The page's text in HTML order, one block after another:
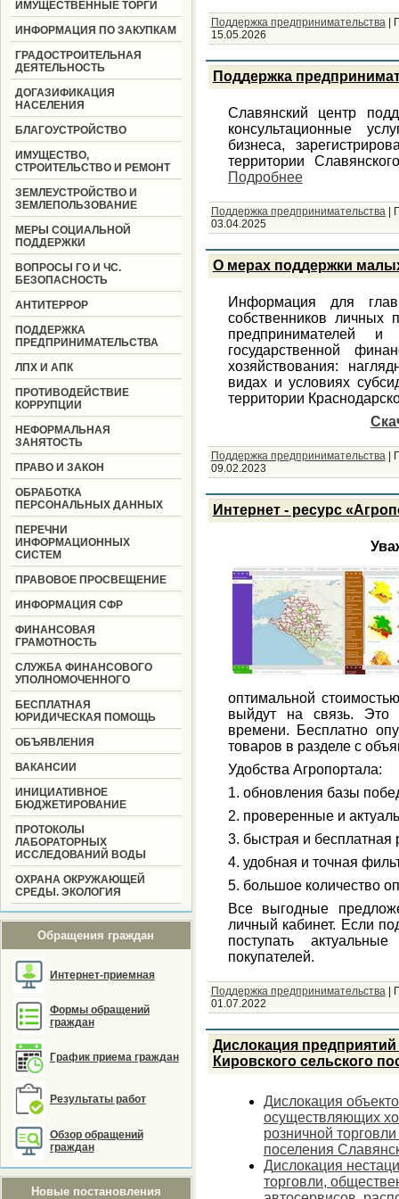
ИМУЩЕСТВЕННЫЕ ТОРГИ
ИНФОРМАЦИЯ ПО ЗАКУПКАМ
ГРАДОСТРОИТЕЛЬНАЯ
ДЕЯТЕЛЬНОСТЬ
ДОГАЗИФИКАЦИЯ
НАСЕЛЕНИЯ
БЛАГОУСТРОЙСТВО
ИМУЩЕСТВО,
СТРОИТЕЛЬСТВО И РЕМОНТ
ЗЕМЛЕУСТРОЙСТВО И
ЗЕМЛЕПОЛЬЗОВАНИЕ
МЕРЫ СОЦИАЛЬНОЙ
ПОДДЕРЖКИ
ВОПРОСЫ ГО И ЧС.
БЕЗОПАСНОСТЬ
АНТИТЕРРОР
ПОДДЕРЖКА
ПРЕДПРИНИМАТЕЛЬСТВА
ЛПХ И АПК
ПРОТИВОДЕЙСТВИЕ
КОРРУПЦИИ
НЕФОРМАЛЬНАЯ
ЗАНЯТОСТЬ
ПРАВО И ЗАКОН
ОБРАБОТКА
ПЕРСОНАЛЬНЫХ ДАННЫХ
ПЕРЕЧНИ
ИНФОРМАЦИОННЫХ
СИСТЕМ
ПРАВОВОЕ ПРОСВЕЩЕНИЕ
ИНФОРМАЦИЯ СФР
ФИНАНСОВАЯ
ГРАМОТНОСТЬ
СЛУЖБА ФИНАНСОВОГО
УПОЛНОМОЧЕННОГО
БЕСПЛАТНАЯ
ЮРИДИЧЕСКАЯ ПОМОЩЬ
ОБЪЯВЛЕНИЯ
ВАКАНСИИ
ИНИЦИАТИВНОЕ
БЮДЖЕТИРОВАНИЕ
ПРОТОКОЛЫ
ЛАБОРАТОРНЫХ
ИССЛЕДОВАНИЙ ВОДЫ
ОХРАНА ОКРУЖАЮЩЕЙ
СРЕДЫ. ЭКОЛОГИЯ
Обращения граждан
Интернет-приемная
Формы обращений
граждан
График приема граждан
Результаты работ
Обзор обращений
граждан
Новые постановления
Поддержка предпринимательства|
15.05.2026
Поддержка
Славянский центр
консультационные
бизнеса,
территории
Подробнее
Поддержка предпринимательства|
03.04.2025
О мерах поддержки
Информация для глав
собственников личных
предпринимателей
государственной
хозяйствования:
видах и условиях
территории
Поддержка предпринимательства|
09.02.2023
Интернет - ресурс
оптимальной
выйдут на связь. Это
времени. Бесплатно
товаров в разделе с
Удобства Агропортала:
1. обновления базы
2. проверенные и
3. быстрая и бесплатная
4. удобная и точная
5. большое количество
Все выгодные
личный кабинет. Если
поступать
покупателей.
Поддержка предпринимательства|
01.07.2022
Дислокация
Кировского сельского
Дислокация
осуществляющих
розничной
поселения
Дислокация
торговли,